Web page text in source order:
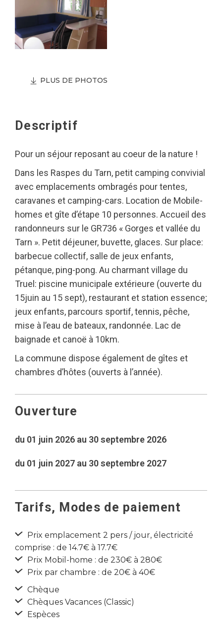
PLUS DE PHOTOS
Descriptif
Pour un séjour reposant au coeur de la nature !
Dans les Raspes du Tarn, petit camping convivial
avec emplacements ombragés pour tentes,
caravanes et camping-cars. Location de Mobile-
homes et gîte d’étape 10 personnes. Accueil des
randonneurs sur le GR736 « Gorges et vallée du
Tarn ». Petit déjeuner, buvette, glaces. Sur place:
barbecue collectif, salle de jeux enfants,
pétanque, ping-pong. Au charmant village du
Truel: piscine municipale extérieure (ouverte du
15juin au 15 sept), restaurant et station essence;
jeux enfants, parcours sportif, tennis, pêche,
mise à l’eau de bateaux, randonnée. Lac de
baignade et canoë à 10km.
La commune dispose également de gîtes et
chambres d’hôtes (ouverts à l’année).
Ouverture
du 01 juin 2026 au 30 septembre 2026
du 01 juin 2027 au 30 septembre 2027
Tarifs, Modes de paiement
Prix emplacement 2 pers / jour, électricité
comprise : de 14.7€ à 17.7€
Prix Mobil-home : de 230€ à 280€
Prix par chambre : de 20€ à 40€
Chèque
Chèques Vacances (Classic)
Espèces